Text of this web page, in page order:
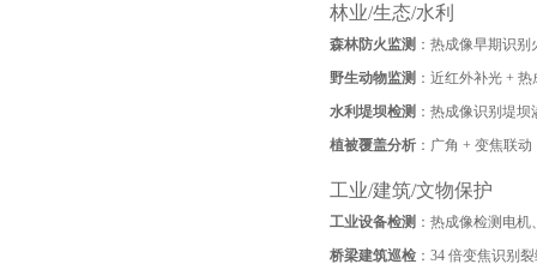
林业/生态/水利
森林防火监测 ：热成像早期识
野生动物监测 ：近红外补光 +
水利堤坝检测 ：热成像识别堤
植被覆盖分析 ：广角 + 变焦联
工业/建筑/文物保护
工业设备检测 ：热成像检测电
桥梁建筑巡检 ：34 倍变焦识别